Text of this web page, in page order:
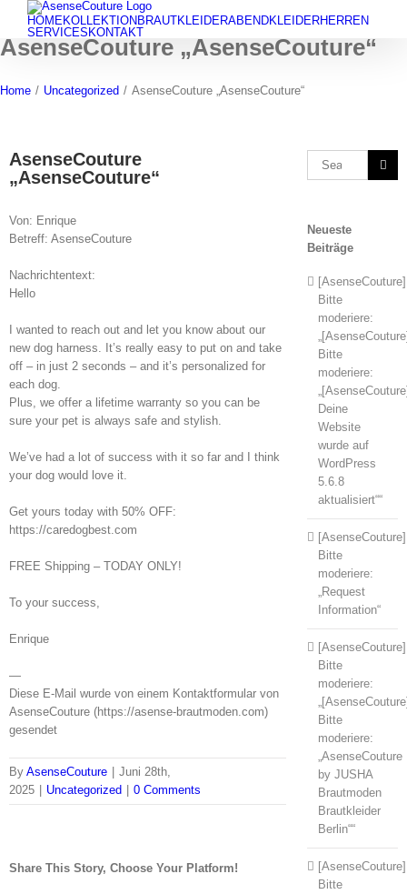
content
HOMEKOLLEKTION BRAUTKLEIDERABENDKLEIDERHERREN
SERVICES KONTAKT
AsenseCouture „AsenseCouture“
Home / Uncategorized / AsenseCouture „AsenseCouture“
AsenseCouture
„AsenseCouture“
Von: Enrique
Betreff: AsenseCouture
Nachrichtentext:
Hello
I wanted to reach out and let you know about our
new dog harness. It’s really easy to put on and take
off – in just 2 seconds – and it’s personalized for
each dog.
Plus, we offer a lifetime warranty so you can be
sure your pet is always safe and stylish.
We’ve had a lot of success with it so far and I think
your dog would love it.
Get yours today with 50% OFF:
https://caredogbest.com
FREE Shipping – TODAY ONLY!
To your success,
Enrique
—
Diese E-Mail wurde von einem Kontaktformular von
AsenseCouture (https://asense-brautmoden.com)
gesendet
By AsenseCouture
Juni 28th,
2025
Uncategorized 0 Comments
Share This Story, Choose Your Platform!
Search
for:
Neueste
Beiträge
[AsenseCouture]
Bitte
moderiere:
Bitte
moderiere:
Deine
Website
wurde auf
WordPress
5.6.8
aktualisiert““
[AsenseCouture]
Bitte
moderiere:
„Request
Information“
[AsenseCouture]
Bitte
moderiere:
Bitte
moderiere:
„AsenseCouture
by JUSHA
Brautmoden
Brautkleider
Berlin““
[AsenseCouture]
Bitte